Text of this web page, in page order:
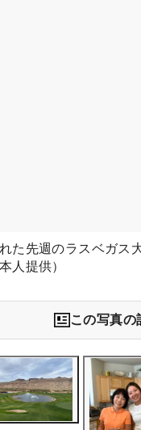
た先週のラスベガス
人提供）
この写真の